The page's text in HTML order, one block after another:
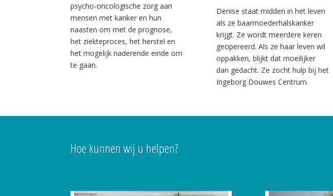
psycho-oncologische zorg aan
mensen met kanker en hun
naasten om met de prognose,
het ziekteproces, het herstel en
het mogelijk naderende einde om
te gaan.
Denise staat midden in het leven
als ze baarmoederhalskanker
krijgt. Ze wordt meerdere keren
geopereerd. Als ze haar leven wil
oppakken, blijkt dat moeilijker
dan gedacht. Ze zocht hulp bij het
Ingeborg Douwes Centrum.
Hoe kunnen wij u helpen?